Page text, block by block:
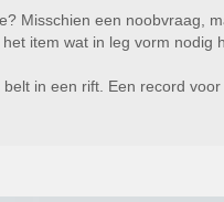
Misschien een noobvraag,
item wat in leg vorm nodig
in een rift. Een record voor